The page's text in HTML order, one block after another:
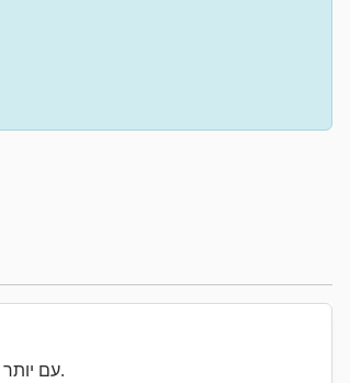
עכשיו חפש את כל Machineseeker עם יותר מ-200,000 מכונות יד שנייה.